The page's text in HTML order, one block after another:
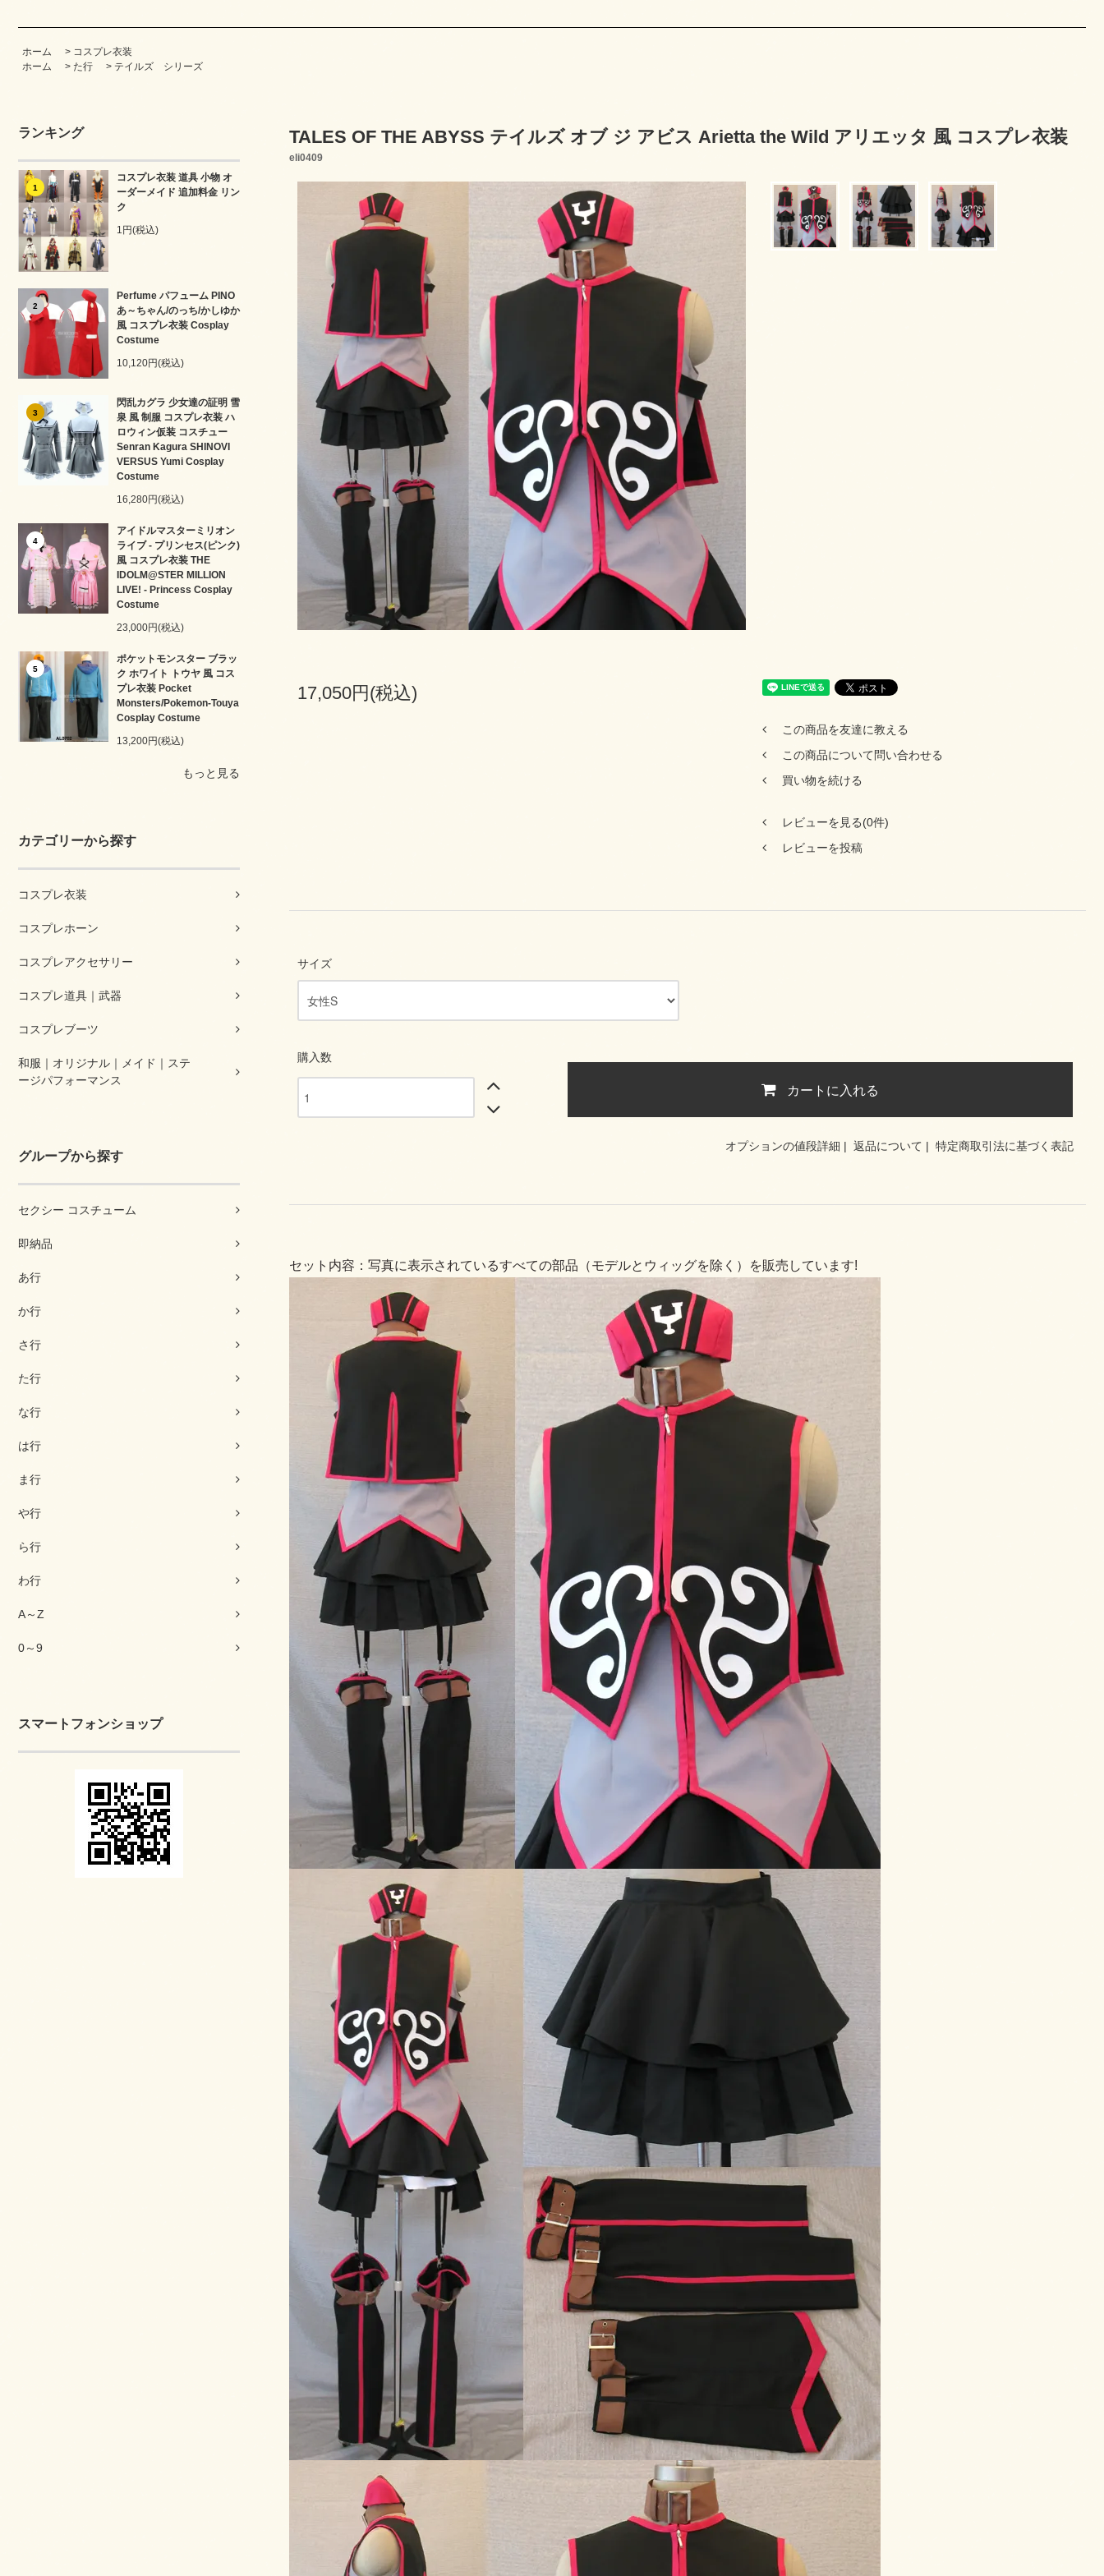
ホーム > コスプレ衣装
ホーム
> た行 > テイルズ シリーズ
ランキング
1
コスプレ衣装 道具 小物 オ
ーダーメイド 追加料金 リン
ク
1円(税込)
2
Perfume パフューム PINO
あ～ちゃん/のっち/かしゆか
風 コスプレ衣装 Cosplay
Costume
10,120円(税込)
3
閃乱カグラ 少女達の証明 雪
泉 風 制服 コスプレ衣装 ハ
ロウィン仮装 コスチュー
Senran Kagura SHINOVI
VERSUS Yumi Cosplay
Costume
16,280円(税込)
4
アイドルマスターミリオン
ライブ - プリンセス(ピンク)
風 コスプレ衣装 THE
IDOLM@STER MILLION
LIVE! - Princess Cosplay
Costume
23,000円(税込)
5
ポケットモンスター ブラッ
ク ホワイト トウヤ 風 コス
プレ衣装 Pocket
Monsters/Pokemon-Touya
Cosplay Costume
13,200円(税込)
もっと見る
カテゴリーから探す
コスプレ衣装
コスプレホーン
コスプレアクセサリー
コスプレ道具｜武器
コスプレブーツ
和服｜オリジナル｜メイド｜ステ
ージパフォーマンス
グループから探す
セクシー コスチューム
即納品
あ行
か行
さ行
た行
な行
は行
ま行
や行
ら行
わ行
A～Z
0～9
スマートフォンショップ
TALES OF THE ABYSS テイルズ オブ ジ アビス Arietta the Wild アリエッタ 風 コスプレ衣装
eli0409
17,050円(税込)
この商品を友達に教える
この商品について問い合わせる
買い物を続ける
レビューを見る(0件)
レビューを投稿
サイズ
購入数
カートに入れる
オプションの値段詳細 | 返品について | 特定商取引法に基づく表記
セット内容：写真に表示されているすべての部品（モデルとウィッグを除く）を販売しています!